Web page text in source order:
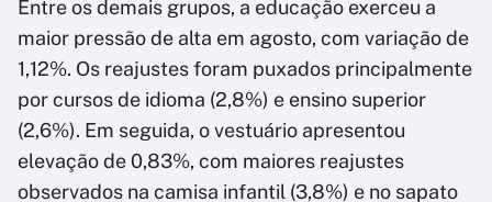
Entre os demais grupos, a educação exerceu a
maior pressão de alta em agosto, com variação de
1,12%. Os reajustes foram puxados principalmente
por cursos de idioma (2,8%) e ensino superior
(2,6%). Em seguida, o vestuário apresentou
elevação de 0,83%, com maiores reajustes
observados na camisa infantil (3,8%) e no sapato